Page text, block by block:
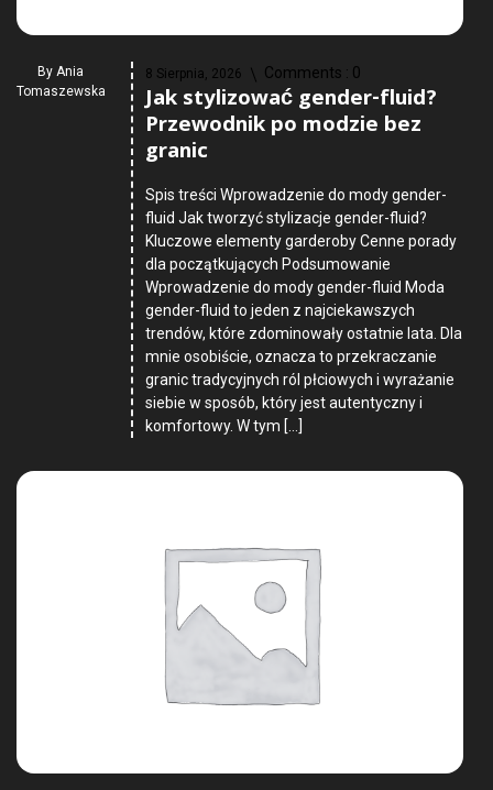
By Ania
Tomaszewska
8 Sierpnia, 2026 Comments : 0
Jak stylizować gender-fluid?
Przewodnik po modzie bez
granic
Spis treści Wprowadzenie do mody gender-
fluid Jak tworzyć stylizacje gender-fluid?
Kluczowe elementy garderoby Cenne porady
dla początkujących Podsumowanie
Wprowadzenie do mody gender-fluid Moda
gender-fluid to jeden z najciekawszych
trendów, które zdominowały ostatnie lata. Dla
mnie osobiście, oznacza to przekraczanie
granic tradycyjnych ról płciowych i wyrażanie
siebie w sposób, który jest autentyczny i
komfortowy. W tym […]